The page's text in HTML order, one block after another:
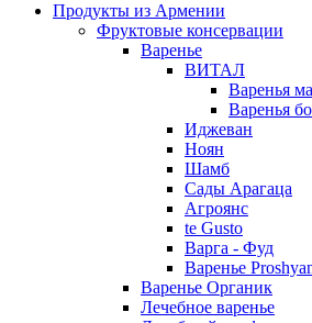
Продукты из Армении
Фруктовые консервации
Варенье
ВИТАЛ
Варенья
Варенья
Иджеван
Ноян
Шамб
Сады Арагаца
Агроянс
te Gusto
Варга - Фуд
Варенье
Варенье Органик
Лечебное варенье